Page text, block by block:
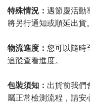
特殊情況： 遇節慶活動
將另行通知或順延出貨。
物流進度： 您可以隨時
追蹤查看進度。
包裝須知： 出貨前我們
屬正常檢測流程，請安